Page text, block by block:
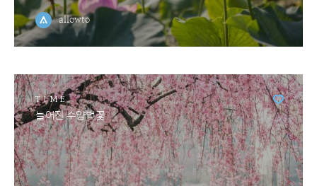
allowto
TIME
늘어진 수양벚꽃